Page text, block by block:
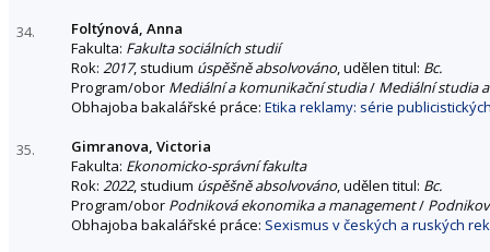
34.
Foltýnová, Anna
Fakulta: Fakulta sociálních studií
Rok: 2017, studium úspěšně absolvováno, udělen titul: Bc.
Program/obor Mediální a komunikační studia/ Mediální studia
Obhajoba bakalářské práce: Etika reklamy: série
35.
Gimranova, Victoria
Fakulta: Ekonomicko-správní fakulta
Rok: 2022, studium úspěšně absolvováno, udělen titul: Bc.
Program/obor Podniková ekonomika a management/
Obhajoba bakalářské práce: Sexismus v českých a ruských